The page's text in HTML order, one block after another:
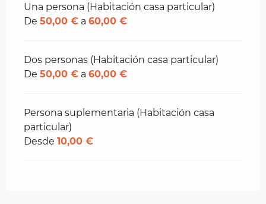
Tarifas 2026
Una persona (Habitación casa particular)
De 50,00 € a 60,00 €
Dos personas (Habitación casa particular)
De 50,00 € a 60,00 €
Persona suplementaria (Habitación casa
particular)
Desde 10,00 €